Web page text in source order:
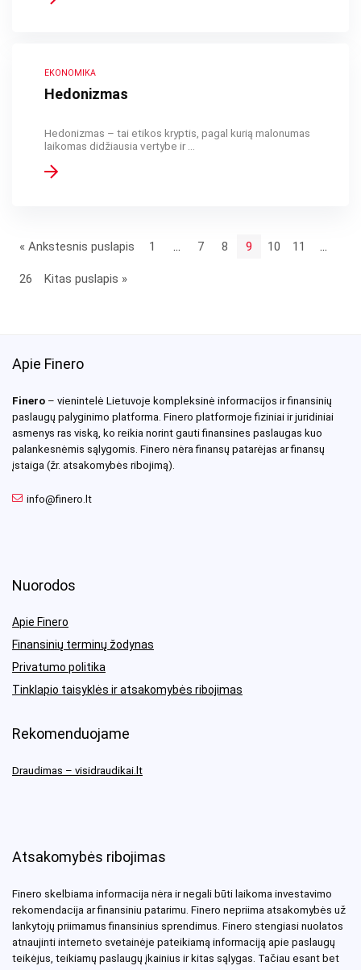
EKONOMIKA
Hedonizmas
Hedonizmas – tai etikos kryptis, pagal kurią malonumas
laikomas didžiausia vertybe ir ...
« Ankstesnis puslapis 1 7 8 9 10 11
26 Kitas puslapis »
Apie Finero
Finero – vienintelė Lietuvoje kompleksinė informacijos ir finansinių
paslaugų palyginimo platforma. Finero platformoje fiziniai ir juridiniai
asmenys ras viską, ko reikia norint gauti finansines paslaugas kuo
palankesnėmis sąlygomis. Finero nėra finansų patarėjas ar finansų
įstaiga (žr. atsakomybės ribojimą).
info@finero.lt
Nuorodos
Apie Finero
Finansinių terminų žodynas
Privatumo politika
Tinklapio taisyklės ir atsakomybės ribojimas
Rekomenduojame
Draudimas – visidraudikai.lt
Atsakomybės ribojimas
Finero skelbiama informacija nėra ir negali būti laikoma investavimo
rekomendacija ar finansiniu patarimu. Finero nepriima atsakomybės už
lankytojų priimamus finansinius sprendimus. Finero stengiasi nuolatos
atnaujinti interneto svetainėje pateikiamą informaciją apie paslaugų
teikėjus, teikiamų paslaugų įkainius ir kitas sąlygas. Tačiau esant bet